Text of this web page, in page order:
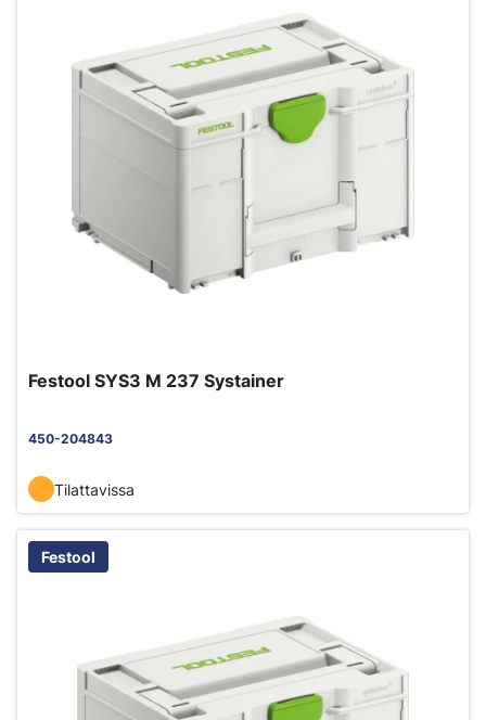
Festool SYS3 M 237 Systainer
450-204843
Tilattavissa
Festool